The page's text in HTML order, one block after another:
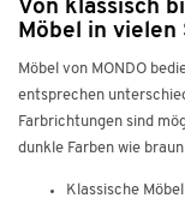
Von klassisch
Möbel in
Möbel von MONDO
entsprechen
Farbrichtungen sind
dunkle Farben wie
Klassische